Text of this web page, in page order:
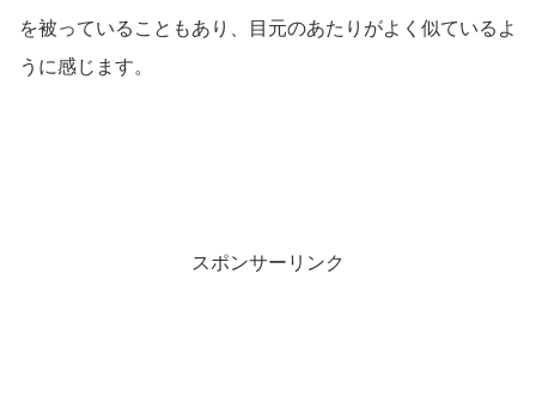
を被っていることもあり、目元のあたりがよく似ているよ
うに感じます。
スポンサーリンク